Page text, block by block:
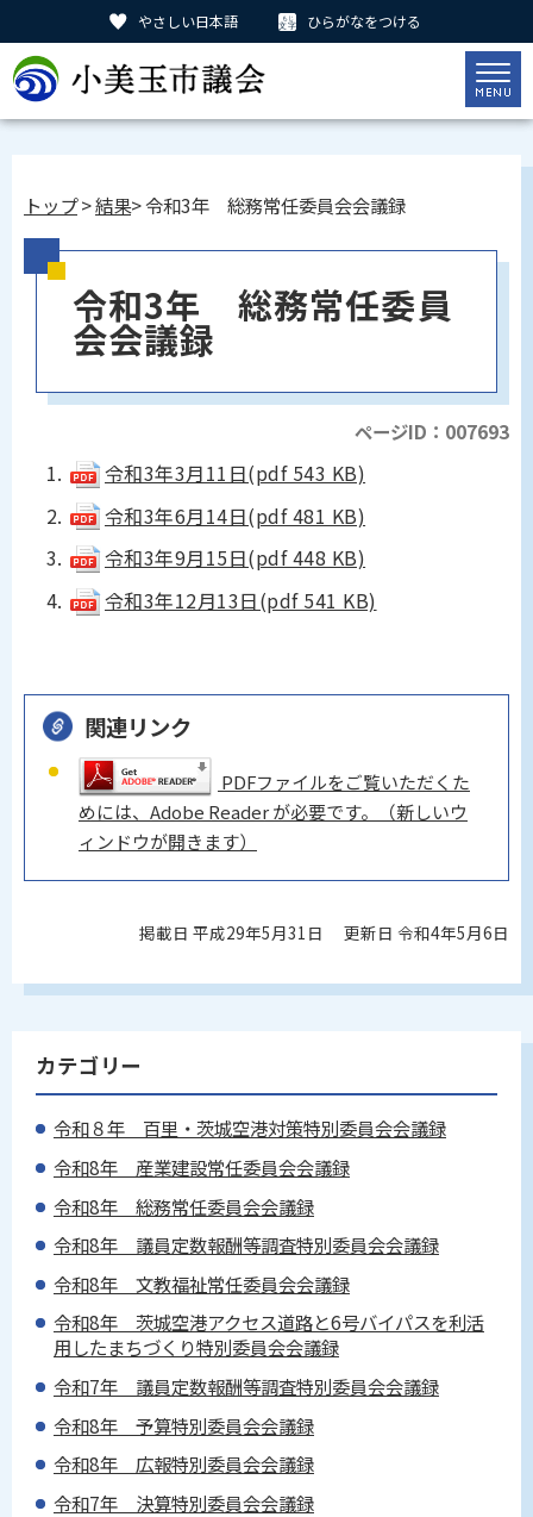
やさしい日本語 ひらがなをつける
トップ>結果> 令和3年 総務常任委員会会議録
令和3年 総務常任委員
会会議録
ページID：007693
令和3年3月11日(pdf 543 KB)
令和3年6月14日(pdf 481 KB)
令和3年9月15日(pdf 448 KB)
令和3年12月13日(pdf 541 KB)
関連リンク
PDFファイルをご覧いただくた
めには、Adobe Reader が必要です。（新しいウ
ィンドウが開きます）
掲載日 平成29年5月31日 更新日 令和4年5月6日
カテゴリー
令和８年 百里・茨城空港対策特別委員会会議録
令和8年 産業建設常任委員会会議録
令和8年 総務常任委員会会議録
令和8年 議員定数報酬等調査特別委員会会議録
令和8年 文教福祉常任委員会会議録
令和8年 茨城空港アクセス道路と6号バイパスを利活
用したまちづくり特別委員会会議録
令和7年 議員定数報酬等調査特別委員会会議録
令和8年 予算特別委員会会議録
令和8年 広報特別委員会会議録
令和7年 決算特別委員会会議録